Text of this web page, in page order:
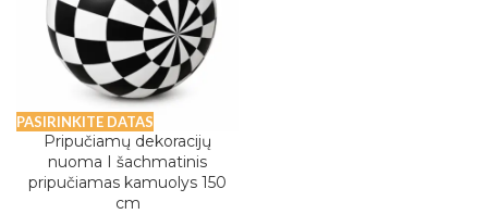
PASIRINKITE DATAS
Pripučiamų dekoracijų
nuoma I šachmatinis
pripučiamas kamuolys 150
cm